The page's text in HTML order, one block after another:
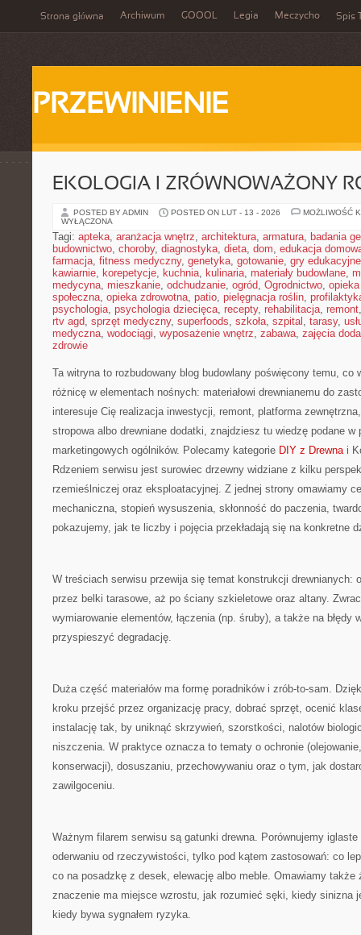
Strona główna Archiwum GOOOL Legia Meczycho Spis
PRZEWINIENIE
EKOLOGIA I ZRÓWNOWAŻONY
POSTED BY ADMIN POSTED ON LUT - 13 - 2026
MOŻLIWOŚĆ
WYŁĄCZONA
Tagi: apteka, aranżacja wnętrz, architektura, armatura, badania
budownictwo, choroby, diagnostyka, dieta, dom, edukacja
farmacja, fitness medyczny, genetyka, gotowanie, gry edukacyjne
kawiarnie, korepetycje, kuchnia, kulinaria, materiały budowlane,
medycyna, mieszkanie, odchudzanie, ogród, Ogrodnictwo,
społeczna, opieka zdrowotna, patio, pielęgnacja roślin,
psychologia, psychologia dziecięca, recepty, rehabilitacja, remont
rtv agd, sprzęt medyczny, superfoods, szkoła, szpital , tarasy,
medyczna, wodociągi, wyposażenie wnętrz, zabawa, zajęcia
zdrowie
Ta witryna to rozbudowany blog budowlany poświęcony temu, co
różnicę w elementach nośnych: materiałowi drewnianemu do
interesuje Cię realizacja inwestycji, remont, platforma
stropowa albo drewniane dodatki, znajdziesz tu wiedzę podane
marketingowych ogólników. Polecamy kategorie DIY z Drewnai
Rdzeniem serwisu jest surowiec drzewny widziane z kilku
rzemieślniczej oraz eksploatacyjnej. Z jednej strony omawiamy
mechaniczna, stopień wysuszenia, skłonność do paczenia,
pokazujemy, jak te liczby i pojęcia przekładają się na konkretne
W treściach serwisu przewija się temat konstrukcji drewnianych:
przez belki tarasowe, aż po ściany szkieletowe oraz altany.
wymiarowanie elementów, łączenia (np. śruby), a także na błędy
przyspieszyć degradację.
Duża część materiałów ma formę poradników i zrób-to-sam.
kroku przejść przez organizację pracy, dobrać sprzęt, ocenić
instalację tak, by uniknąć skrzywień, szorstkości, nalotów
niszczenia. W praktyce oznacza to tematy o ochronie
konserwacji), dosuszaniu, przechowywaniu oraz o tym, jak
zawilgoceniu.
Ważnym filarem serwisu są gatunki drewna. Porównujemy
oderwaniu od rzeczywistości, tylko pod kątem zastosowań: co
co na posadzkę z desek, elewację albo meble. Omawiamy także
znaczenie ma miejsce wzrostu, jak rozumieć sęki, kiedy sinizna
kiedy bywa sygnałem ryzyka.